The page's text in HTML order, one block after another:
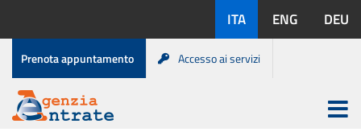
contenuto
disponibili:
ITA ENG DEU
Menu
di
servizio
Prenota appuntamento Accesso ai servizi
Apri
menu